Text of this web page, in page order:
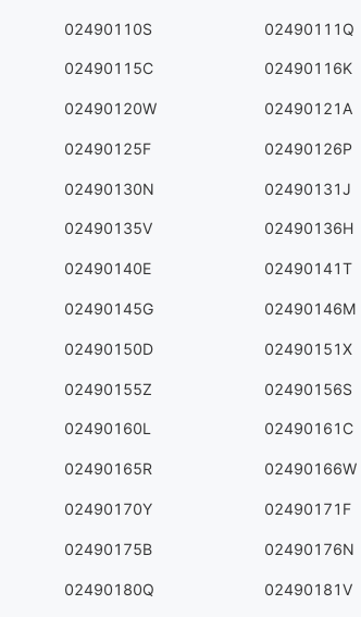
02490110S 02490111Q
02490115C 02490116K
02490120W 02490121A
02490125F 02490126P
02490130N 02490131J
02490135V 02490136H
02490140E 02490141T
02490145G 02490146M
02490150D 02490151X
02490155Z 02490156S
02490160L 02490161C
02490165R 02490166W
02490170Y 02490171F
02490175B 02490176N
02490180Q 02490181V